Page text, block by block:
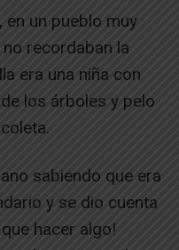
en un pueblo muy
recordaban la
era una niña con
los árboles y pelo
sabiendo que era
y se dio cuenta
hacer algo!